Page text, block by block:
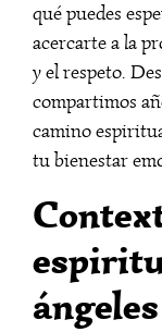
qué puedes
acercarte a la
y el respeto.
compartimos
camino
tu bienestar